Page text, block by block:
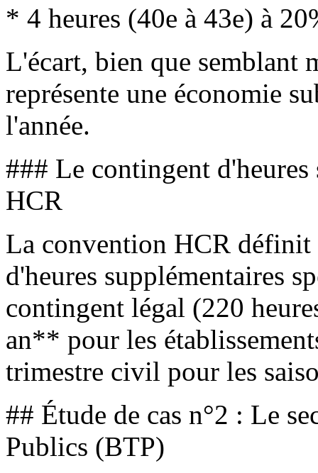
* 4 heures (40e à 43e) à
L'écart, bien que semblant
représente une économie
l'année.
### Le contingent d'heures
HCR
La convention HCR définit
d'heures supplémentaires
contingent légal (220
an** pour les
trimestre civil pour les
## Étude de cas n°2 : Le
Publics (BTP)